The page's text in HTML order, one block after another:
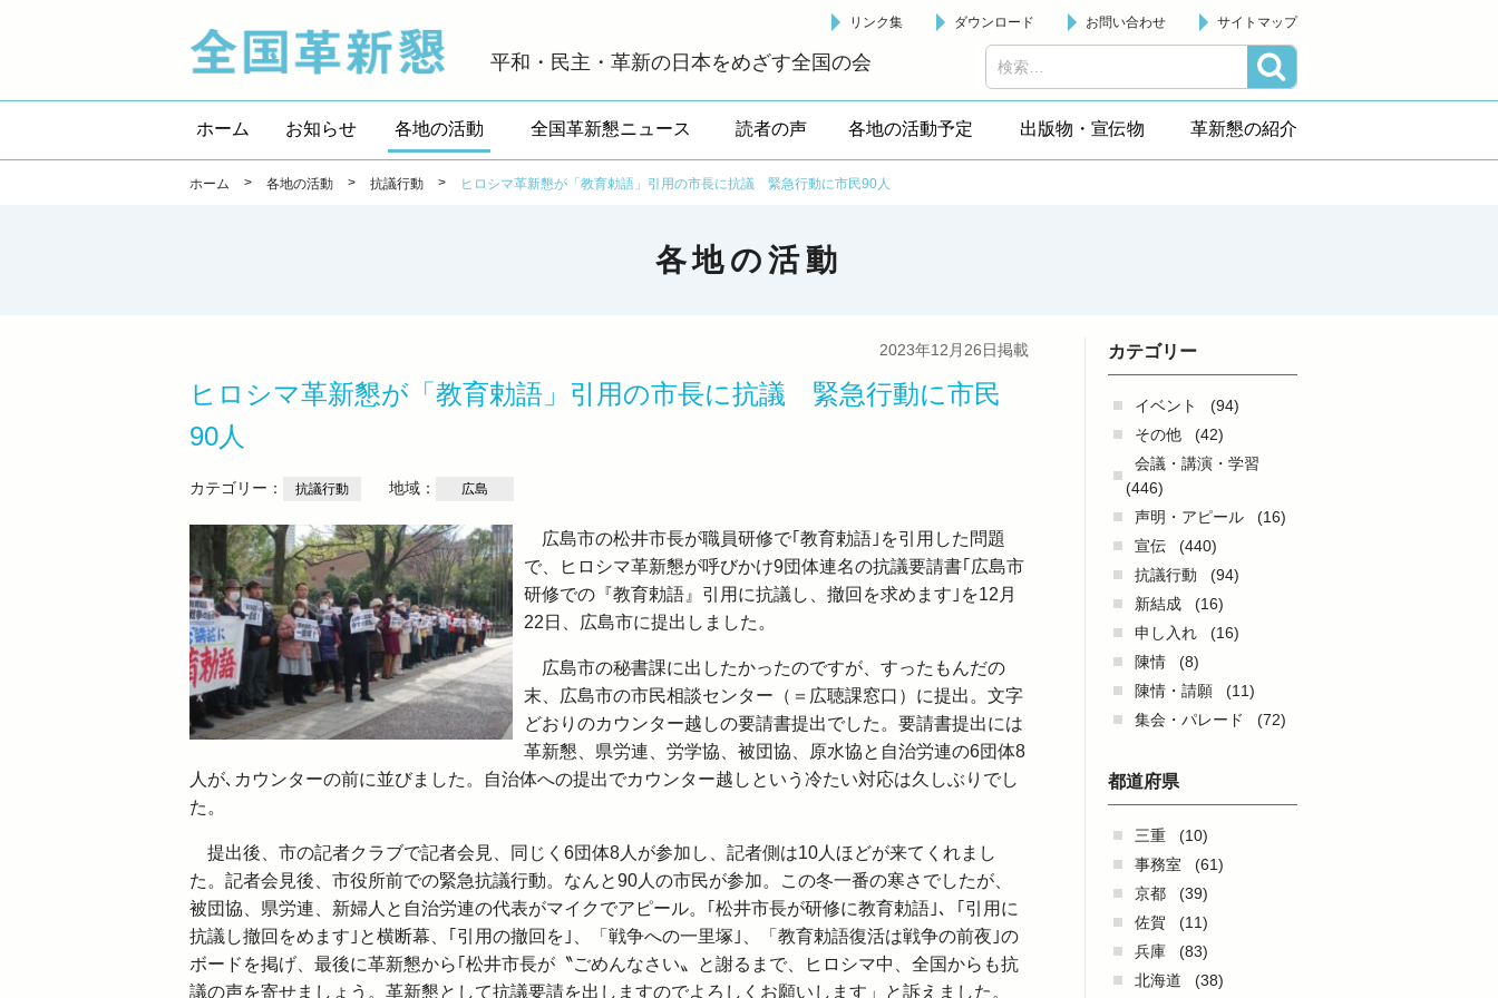
平和・民主・革新の日本をめざす全国の会
リンク集 ダウンロード お問い合わせ サイトマップ
ホーム お知らせ 各地の活動 全国革新懇ニュース 読者の声 各地の活動予定 出版物・宣伝物 革新懇の紹介
ホーム > 各地の活動 > 抗議行動 > ヒロシマ革新懇が「教育勅語」引用の市長に抗議 緊急行動に市民90人
各地の活動
2023年12月26日掲載
ヒロシマ革新懇が「教育勅語」引用の市長に抗議 緊急行動に市民
90人
カテゴリー： 抗議行動 地域： 広島
広島市の松井市長が職員研修で｢教育勅語｣を引用した問題
で、ヒロシマ革新懇が呼びかけ9団体連名の抗議要請書｢広島市
研修での『教育勅語』引用に抗議し、撤回を求めます｣を12月
22日、広島市に提出しました。
広島市の秘書課に出したかったのですが、すったもんだの
末、広島市の市民相談センター（＝広聴課窓口）に提出。文字
どおりのカウンター越しの要請書提出でした。要請書提出には
革新懇、県労連、労学協、被団協、原水協と自治労連の6団体8
人が､カウンターの前に並びました。自治体への提出でカウンター越しという冷たい対応は久しぶりでし
た。
提出後、市の記者クラブで記者会見、同じく6団体8人が参加し、記者側は10人ほどが来てくれまし
た。記者会見後、市役所前での緊急抗議行動。なんと90人の市民が参加。この冬一番の寒さでしたが、
被団協、県労連、新婦人と自治労連の代表がマイクでアピール。｢松井市長が研修に教育勅語｣、｢引用に
抗議し撤回をめます｣と横断幕、｢引用の撤回を｣、「戦争への一里塚｣、「教育勅語復活は戦争の前夜｣の
ボードを掲げ、最後に革新懇から｢松井市長が〝ごめんなさい〟と謝るまで、ヒロシマ中、全国からも抗
議の声を寄せましょう。革新懇として抗議要請を出しますのでよろしくお願いします」と訴えました。
カテゴリー
イベント
(94)
その他
(42)
会議・講演・学習
(446)
声明・アピール
(16)
宣伝
(440)
抗議行動
(94)
新結成
(16)
申し入れ
(16)
陳情
(8)
陳情・請願
(11)
集会・パレード
(72)
都道府県
三重
(10)
事務室
(61)
京都
(39)
佐賀
(11)
兵庫
(83)
北海道
(38)